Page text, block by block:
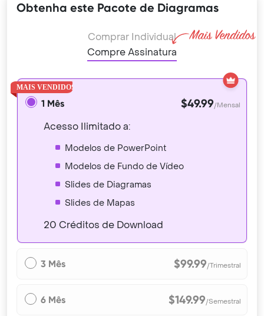
Obtenha este Pacote de Diagramas
Comprar Individual
Compre Assinatura
1 Mês $49.99/Mensal
Acesso Ilimitado a:
Modelos de PowerPoint
Modelos de Fundo de Vídeo
Slides de Diagramas
Slides de Mapas
20 Créditos de Download
3 Mês $99.99/Trimestral
6 Mês $149.99/Semestral